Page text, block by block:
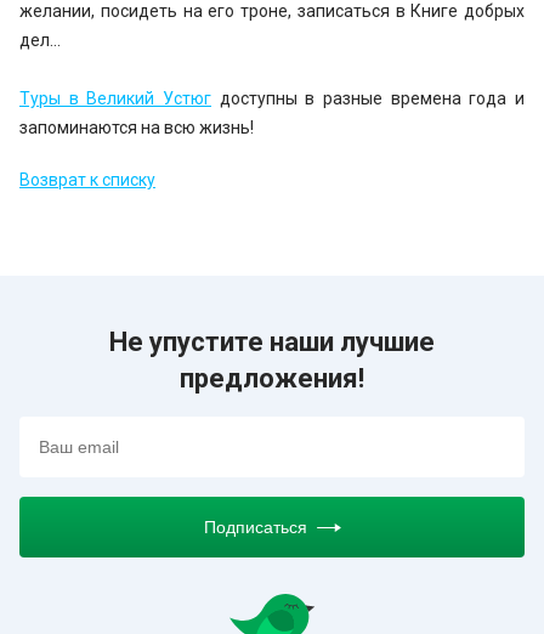
желании, посидеть на его троне, записаться в Книге добрых
дел...
Туры в Великий Устюг доступны в разные времена года и
запоминаются на всю жизнь!
Возврат к списку
Не упустите наши лучшие
предложения!
Подписаться